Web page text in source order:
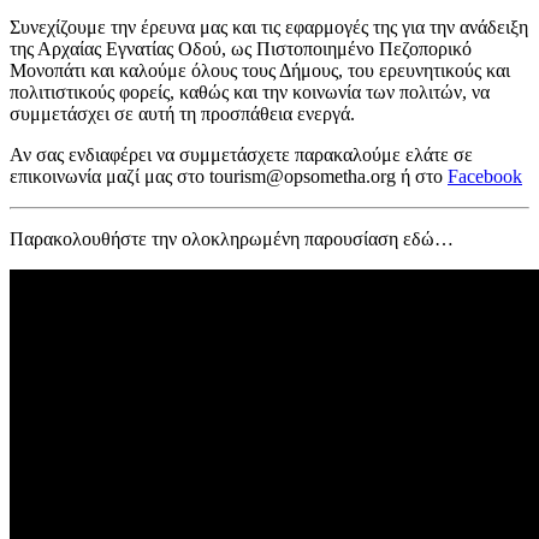
Συνεχίζουμε την έρευνα μας και τις εφαρμογές της για την ανάδειξη
της Αρχαίας Εγνατίας Οδού, ως Πιστοποιημένο Πεζοπορικό
Μονοπάτι και καλούμε όλους τους Δήμους, του ερευνητικούς και
πολιτιστικούς φορείς, καθώς και την κοινωνία των πολιτών, να
συμμετάσχει σε αυτή τη προσπάθεια ενεργά.
Αν σας ενδιαφέρει να συμμετάσχετε παρακαλούμε ελάτε σε
επικοινωνία μαζί μας στο tourism@opsometha.org ή στο Facebook
Παρακολουθήστε την ολοκληρωμένη παρουσίαση εδώ…